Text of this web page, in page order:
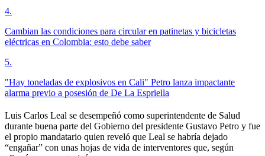
4.
Cambian las condiciones para circular en patinetas y bicicletas
eléctricas en Colombia: esto debe saber
5.
"Hay toneladas de explosivos en Cali" Petro lanza impactante
alarma previo a posesión de De La Espriella
Luis Carlos Leal se desempeñó como superintendente de Salud
durante buena parte del Gobierno del presidente Gustavo Petro y fue
el propio mandatario quien reveló que Leal se habría dejado
“engañar” con unas hojas de vida de interventores que, según